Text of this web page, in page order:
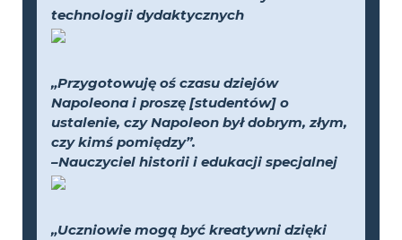
technologii dydaktycznych
„Przygotowuję oś czasu dziejów
Napoleona i proszę [studentów] o
ustalenie, czy Napoleon był dobrym, złym,
czy kimś pomiędzy”.
–Nauczyciel historii i edukacji specjalnej
„Uczniowie mogą być kreatywni dzięki